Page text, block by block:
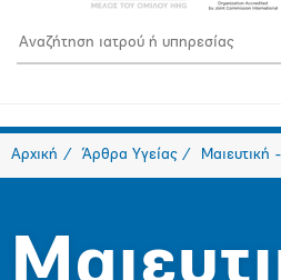
Αρχική Άρθρα Υγείας Μαιευτική